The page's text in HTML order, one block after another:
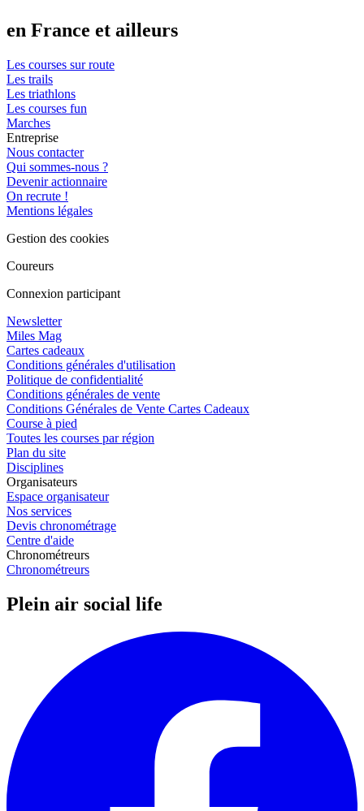
en France et ailleurs
Les courses sur route
Les trails
Les triathlons
Les courses fun
Marches
Entreprise
Nous contacter
Qui sommes-nous ?
Devenir actionnaire
On recrute !
Mentions légales
Gestion des cookies
Coureurs
Connexion participant
Newsletter
Miles Mag
Cartes cadeaux
Conditions générales d'utilisation
Politique de confidentialité
Conditions générales de vente
Conditions Générales de Vente Cartes Cadeaux
Course à pied
Toutes les courses par région
Plan du site
Disciplines
Organisateurs
Espace organisateur
Nos services
Devis chronométrage
Centre d'aide
Chronométreurs
Chronométreurs
Plein air social life